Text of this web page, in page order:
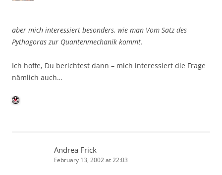
aber mich interessiert besonders, wie man Vom Satz des
Pythagoras zur Quantenmechanik kommt.
Ich hoffe, Du berichtest dann – mich interessiert die Frage
nämlich auch…
Andrea Frick
February 13, 2002 at 22:03